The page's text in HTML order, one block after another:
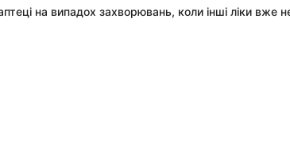
на випадох захворювань, коли інші ліки вже